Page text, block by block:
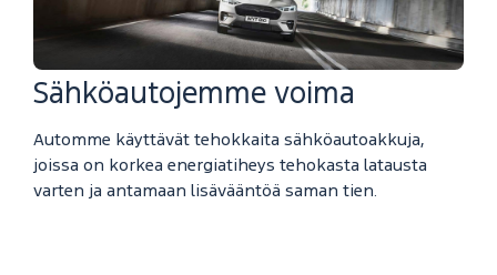
Sähköautojemme voima
Automme käyttävät tehokkaita sähköautoakkuja,
joissa on korkea energiatiheys tehokasta latausta
varten ja antamaan lisävääntöä saman tien.